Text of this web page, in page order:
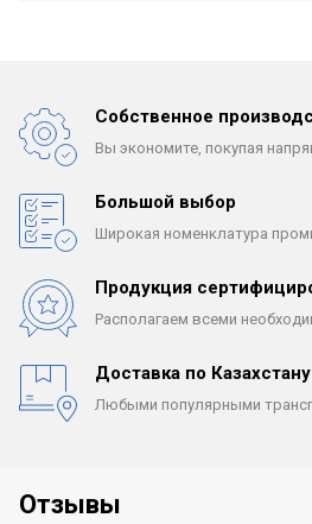
Собственное
Вы экономите, покупая
Большой выбор
Широкая номенклатура
Продукция
Располагаем всеми
Доставка по Казахстану
Любыми популярными
Отзывы